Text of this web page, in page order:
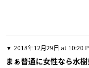
2018年12月29日 at 10:20
まぁ普通に女性なら水